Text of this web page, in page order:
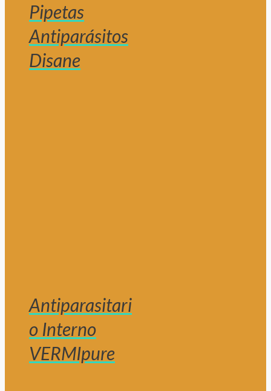
Pipetas
Antiparásitos
Disane
Antiparasitari
o Interno
VERMIpure